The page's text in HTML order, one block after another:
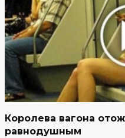
Королева вагона
равнодушным